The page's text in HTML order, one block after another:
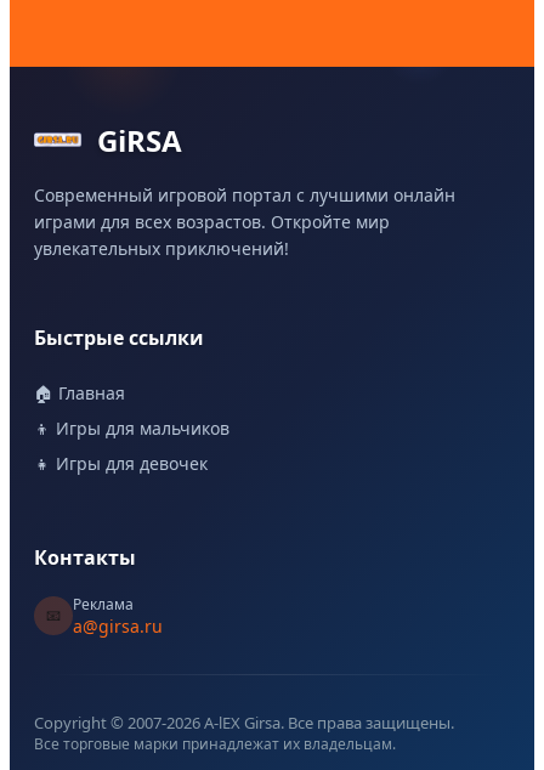
GiRSA
Современный игровой портал с лучшими онлайн
играми для всех возрастов. Откройте мир
увлекательных приключений!
Быстрые ссылки
🏠 Главная
👦 Игры для мальчиков
👧 Игры для девочек
Контакты
📧
Реклама
a@girsa.ru
Copyright © 2007-2026A-lEX Girsa. Все права защищены.
Все торговые марки принадлежат их владельцам.